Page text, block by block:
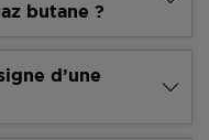
butane ?
d’une